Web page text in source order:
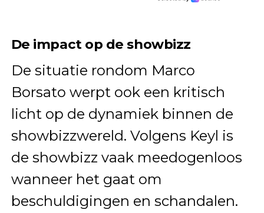
De impact op de showbizz
De situatie rondom Marco
Borsato werpt ook een kritisch
licht op de dynamiek binnen de
showbizzwereld. Volgens Keyl is
de showbizz vaak meedogenloos
wanneer het gaat om
beschuldigingen en schandalen.